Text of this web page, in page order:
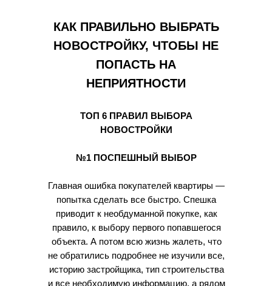
КАК ПРАВИЛЬНО ВЫБРАТЬ
НОВОСТРОЙКУ, ЧТОБЫ НЕ
ПОПАСТЬ НА
НЕПРИЯТНОСТИ
ТОП 6 ПРАВИЛ ВЫБОРА
НОВОСТРОЙКИ
№1 ПОСПЕШНЫЙ ВЫБОР
Главная ошибка покупателей квартиры —
попытка сделать все быстро. Спешка
приводит к необдуманной покупке, как
правило, к выбору первого попавшегося
объекта. А потом всю жизнь жалеть, что
не обратились подробнее не изучили все,
историю застройщика, тип строительства
и все необходимую информацию, а рядом